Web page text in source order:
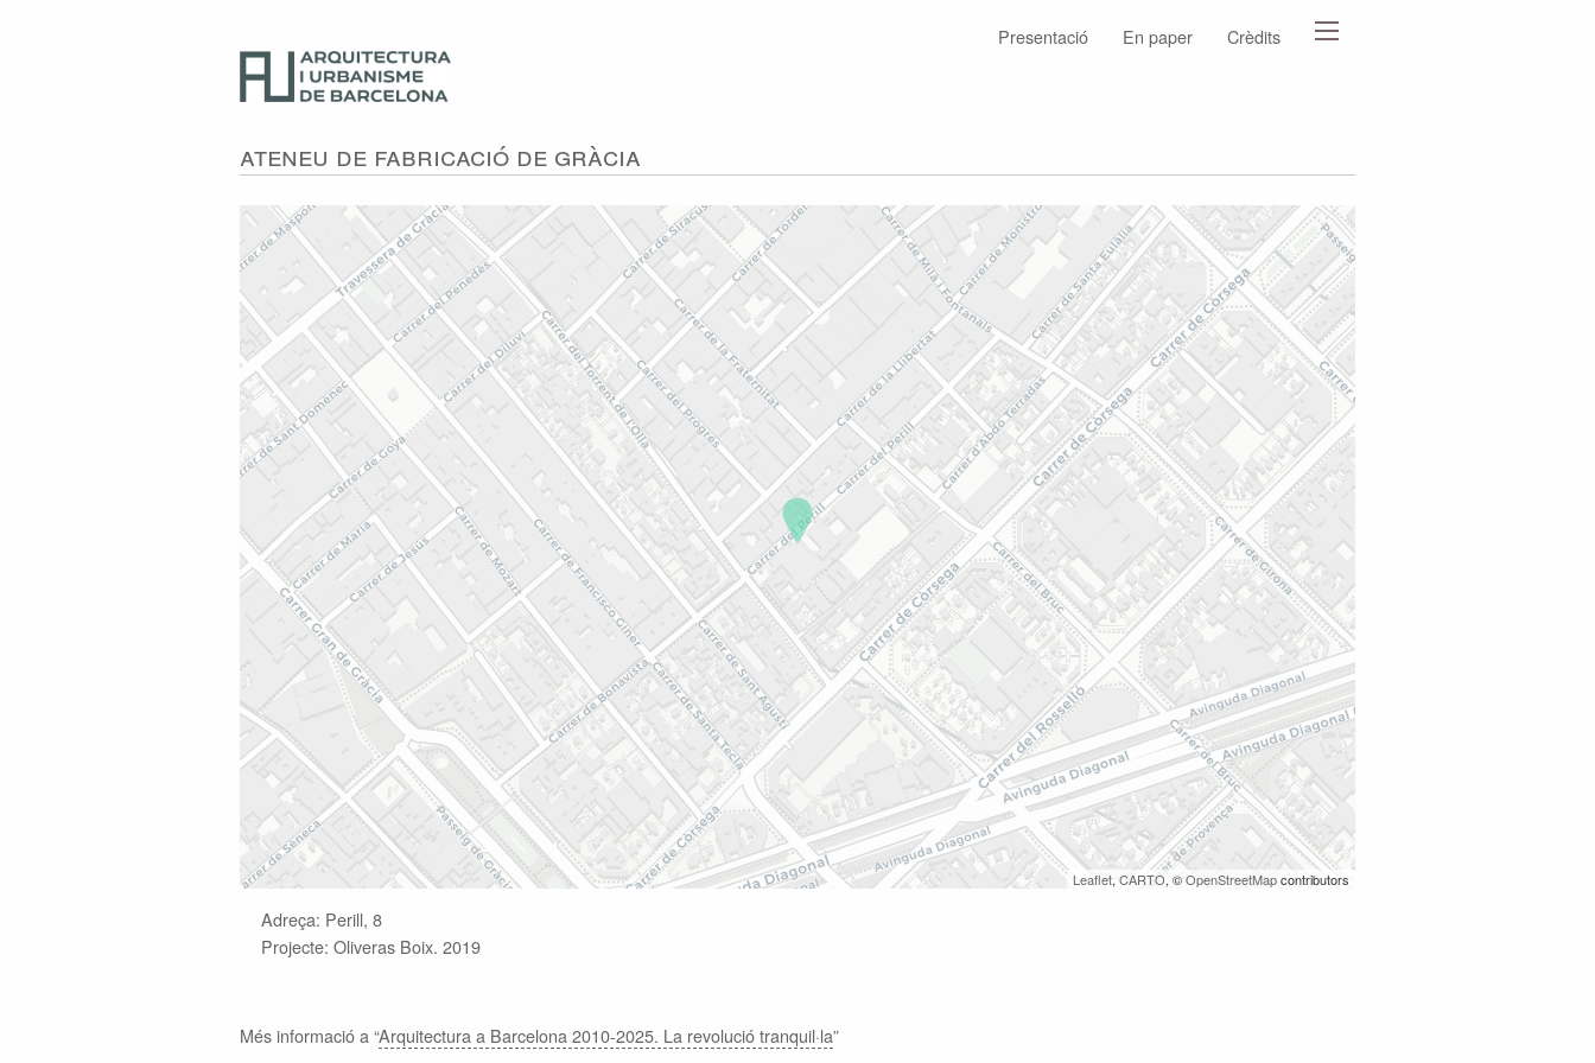
Presentació En paper Crèdits
Ateneu de Fabricació de Gràcia
Leaflet, CARTO, ©OpenStreetMapcontributors
Adreça: Perill, 8
Projecte: Oliveras Boix. 2019
Més informació a “Arquitectura a Barcelona 2010-2025. La revolució tranquil·la”